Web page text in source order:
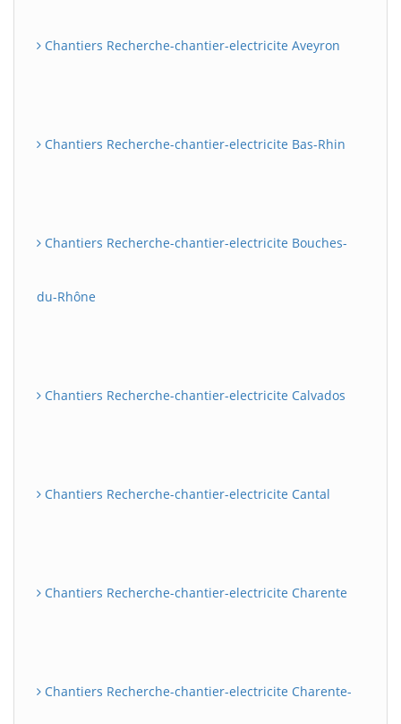
Chantiers Recherche-chantier-electricite Aveyron
Chantiers Recherche-chantier-electricite Bas-Rhin
Chantiers Recherche-chantier-electricite Bouches-
du-Rhône
Chantiers Recherche-chantier-electricite Calvados
Chantiers Recherche-chantier-electricite Cantal
Chantiers Recherche-chantier-electricite Charente
Chantiers Recherche-chantier-electricite Charente-